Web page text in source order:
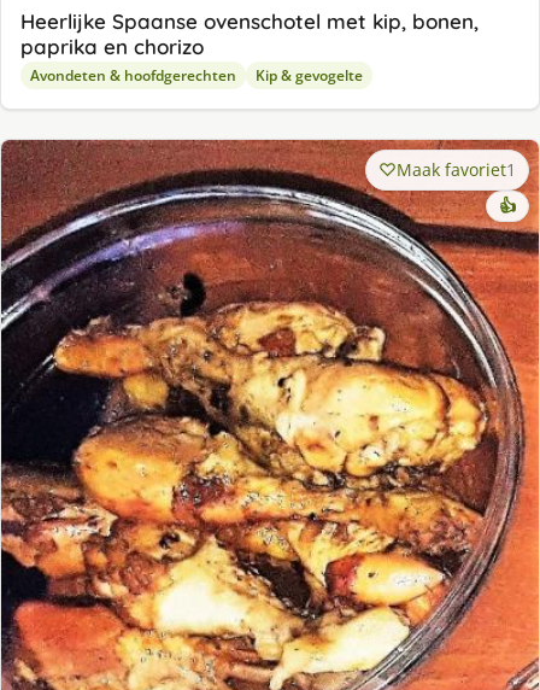
Heerlijke Spaanse ovenschotel met kip, bonen,
paprika en chorizo
Avondeten & hoofdgerechten Kip & gevogelte
Maak favoriet1
👍